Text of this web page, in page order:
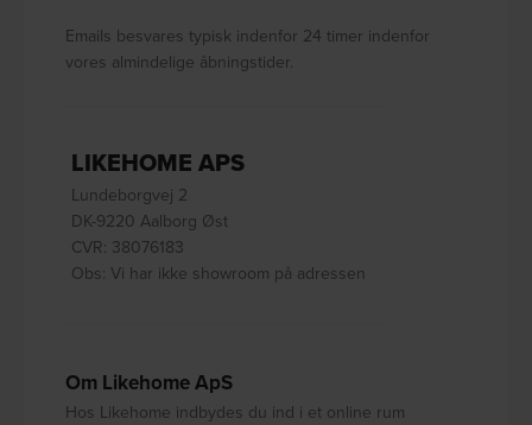
Emails besvares typisk indenfor 24 timer indenfor
vores almindelige åbningstider.
LIKEHOME APS
Lundeborgvej 2
DK-9220 Aalborg Øst
CVR: 38076183
Obs: Vi har ikke showroom på adressen
Om Likehome ApS
Hos Likehome indbydes du ind i et online rum